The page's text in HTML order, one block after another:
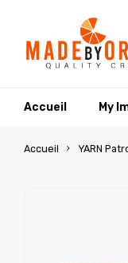
Accueil My
Accueil YARN